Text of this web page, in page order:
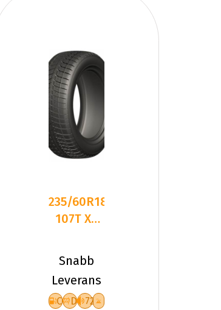
235/60R18
107T XL
WINTER
DEFENDER
Snabb
Leverans
C D 72